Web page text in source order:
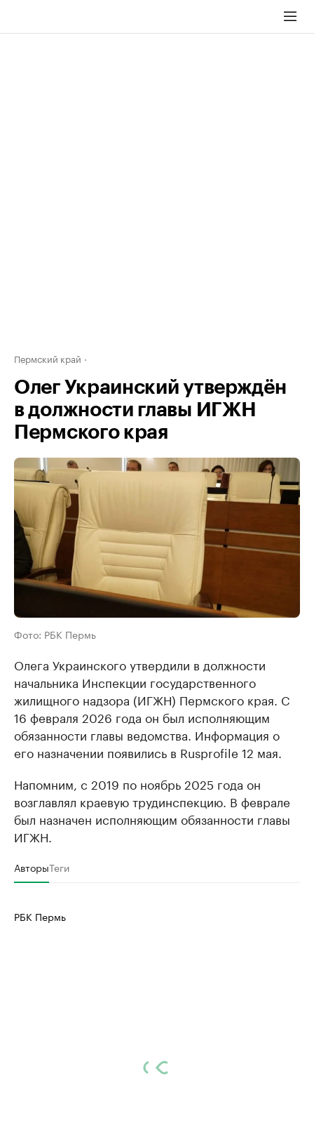
Пермский край
Олег Украинский утверждён
в должности главы ИГЖН
Пермского края
Фото: РБК Пермь
Олега Украинского утвердили в должности
начальника Инспекции государственного
жилищного надзора (ИГЖН) Пермского края. С
16 февраля 2026 года он был исполняющим
обязанности главы ведомства. Информация о
его назначении появились в Rusprofile 12 мая.
Напомним, с 2019 по ноябрь 2025 года он
возглавлял краевую трудинспекцию. В феврале
был назначен исполняющим обязанности главы
ИГЖН.
АвторыТеги
РБК Пермь